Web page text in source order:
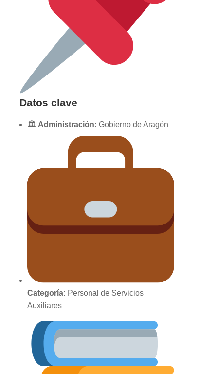
Datos clave
🏛 Administración: Gobierno de Aragón
Categoría: Personal de Servicios
Auxiliares